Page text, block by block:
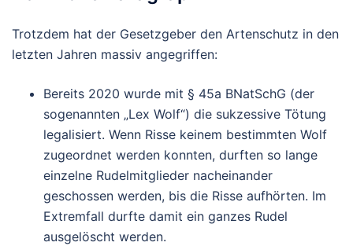
Trotzdem hat der Gesetzgeber den Artenschutz in den
letzten Jahren massiv angegriffen:
Bereits 2020 wurde mit § 45a BNatSchG (der
sogenannten „Lex Wolf“) die sukzessive Tötung
legalisiert. Wenn Risse keinem bestimmten Wolf
zugeordnet werden konnten, durften so lange
einzelne Rudelmitglieder nacheinander
geschossen werden, bis die Risse aufhörten. Im
Extremfall durfte damit ein ganzes Rudel
ausgelöscht werden.